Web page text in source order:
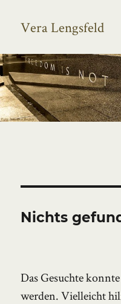
Vera Lengsfeld
Nichts
Das Gesuchte
werden. Vielleicht